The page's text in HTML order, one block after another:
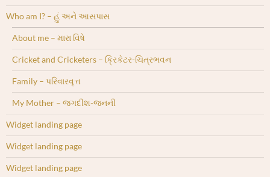
Who am I? – હું અને આસપાસ
About me – મારા વિષે
Cricket and Cricketers – ક્રિકેટર-ચિત્રભવન
Family – પરિવારવૃત્ત
My Mother – જગદીશ-જનની
Widget landing page
Widget landing page
Widget landing page